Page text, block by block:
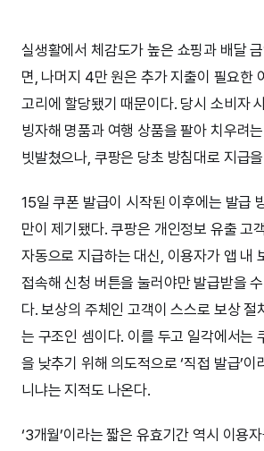
실생활에서 체감도가 높은 쇼핑과 배달
면, 나머지 4만 원은 추가 지출이 필요한
고리에 할당됐기 때문이다. 당시 소비자
빙자해 명품과 여행 상품을 팔아 치우려
빗발쳤으나, 쿠팡은 당초 방침대로 지급
15일 쿠폰 발급이 시작된 이후에는 발급
만이 제기됐다. 쿠팡은 개인정보 유출 고
자동으로 지급하는 대신, 이용자가 앱 내
접속해 신청 버튼을 눌러야만 발급받을
다. 보상의 주체인 고객이 스스로 보상 절
는 구조인 셈이다. 이를 두고 일각에서는
을 낮추기 위해 의도적으로 ‘직접 발급’
니냐는 지적도 나온다.
‘3개월’이라는 짧은 유효기간 역시 이용